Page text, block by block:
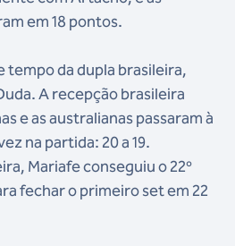
em 18 pontos.
tempo da dupla brasileira,
A recepção brasileira
e as australianas passaram à
na partida: 20 a 19.
Mariafe conseguiu o 22º
fechar o primeiro set em 22